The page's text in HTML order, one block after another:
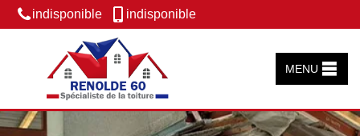
indisponible indisponible
MENU